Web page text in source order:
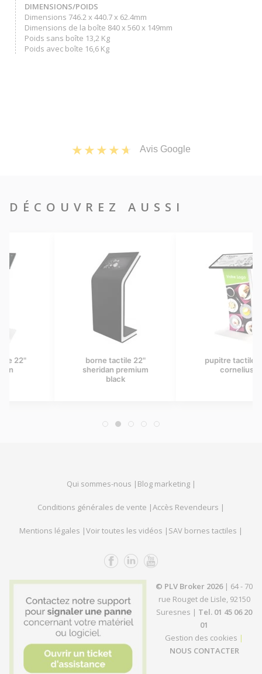
DIMENSIONS/POIDS
Dimensions 746.2 x 440.7 x 62.4mm
Dimensions de la boîte 840 x 560 x 149mm
Poids sans boîte 13,2 Kg
Poids avec boîte 16,6 Kg
Avis Google
DÉCOUVREZ AUSSI
borne tactile 22"
sheridan premium
pupitre tactile 27"
Qui sommes-nous | Blog marketing |
Conditions générales de vente |Accès Revendeurs |
Mentions légales |Voir toutes les vidéos | SAV bornes tactiles |
© PLV Broker 2026| 64 - 70
rue Rouget de Lisle, 92150
Suresnes | Tel. 01 45 06 20
01
Gestion des cookies |
NOUS CONTACTER